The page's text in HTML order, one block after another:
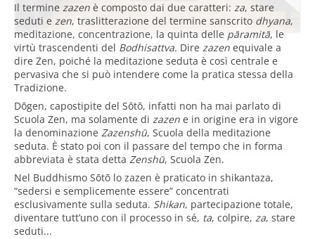
Il termine zazen è composto dai due caratteri: za, stare
seduti e zen, traslitterazione del termine sanscrito dhyana,
meditazione, concentrazione, la quinta delle pāramitā, le
virtù trascendenti del Bodhisattva. Dire zazen equivale a
dire Zen, poiché la meditazione seduta è così centrale e
pervasiva che si può intendere come la pratica stessa della
Tradizione.
Dōgen, capostipite del Sōtō, infatti non ha mai parlato di
Scuola Zen, ma solamente di zazen e in origine era in vigore
la denominazione Zazenshū, Scuola della meditazione
seduta. È stato poi con il passare del tempo che in forma
abbreviata è stata detta Zenshū, Scuola Zen.
Nel Buddhismo Sōtō lo zazen è praticato in shikantaza,
“sedersi e semplicemente essere” concentrati
esclusivamente sulla seduta. Shikan, partecipazione totale,
diventare tutt’uno con il processo in sé, ta, colpire, za, stare
seduti...